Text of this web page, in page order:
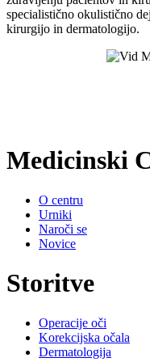
specialistično okulistično
kirurgijo in dermatologijo.
Medicinski
O centru
Urniki
Naroči se
Novice
Storitve
Operacije oči
Korekcijska očala
Dermatologija